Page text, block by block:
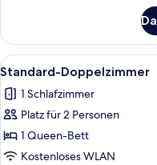
Zimmer
Alle
Fotos
für
Standard-
Doppelzimmer
anzeigen
5
Standard-Doppelzimmer
1 Schlafzimmer
Platz für 2 Personen
1 Queen-Bett
Kostenloses WLAN